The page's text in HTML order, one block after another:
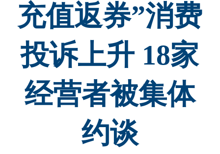
充值返券”消费
投诉上升 18家
经营者被集体
约谈